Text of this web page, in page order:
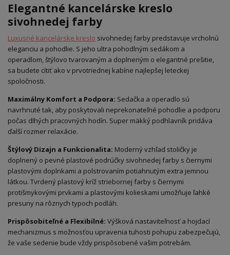
Elegantné kancelárske kreslo
sivohnedej farby
Luxusné kancelárske kreslo sivohnedej farby predstavuje vrcholnú
eleganciu a pohodlie. S jeho ultra pohodlným sedákom a
operadlom, štýlovo tvarovaným a doplneným o elegantné prešitie,
sa budete cítiť ako v prvotriednej kabíne najlepšej leteckej
spoločnosti.
Maximálny Komfort a Podpora: Sedačka a operadlo sú
navrhnuté tak, aby poskytovali neprekonateľné pohodlie a podporu
počas dlhých pracovných hodín. Super mäkký podhlavník pridáva
ďalší rozmer relaxácie.
Štýlový Dizajn a Funkcionalita: Moderný vzhľad stoličky je
doplnený o pevné plastové podrúčky sivohnedej farby s čiernymi
plastovými doplnkami a polstrovaním potiahnutým extra jemnou
látkou. Tvrdený plastový kríž striebornej farby s čiernymi
protišmykovými prvkami a plastovými kolieskami umožňuje ľahké
presuny na rôznych typoch podláh.
Prispôsobiteľné a Flexibilné: Výšková nastaviteľnosť a hojdací
mechanizmus s možnosťou upravenia tuhosti pohupu zabezpečujú,
že vaše sedenie bude vždy prispôsobené vašim potrebám.